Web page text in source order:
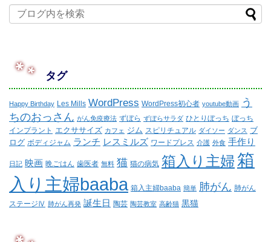
タグ
Happy Birthday Les Mills WordPress WordPress初心者 youtube動画 う
ちのおっさん がん免疫療法 ずぼら ずぼらサラダ ひとりぼっち ぼっち
インプラント エクササイズ カフェ ジム スピリチュアル ダイソー ダンス ブ
ログ ボディジャム ランチ レスミルズ ワードプレス 介護 外食 手作り
日記 映画 晩ごはん 歯医者 無料 猫 猫の病気 箱入り主婦箱
入り主婦baaba 箱入主婦baaba 簡単 肺がん 肺がん
ステージⅣ 肺がん再発 誕生日 陶芸 陶芸教室 高齢猫 黒猫